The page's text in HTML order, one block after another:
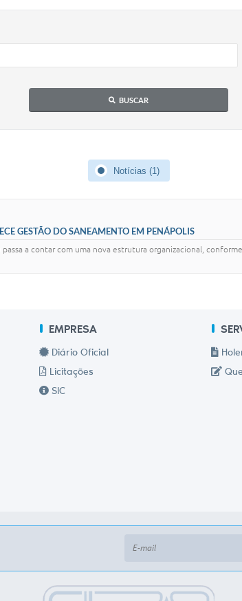
BUSCAR
Notícias (1)
GESTÃO DO SANEAMENTO EM PENÁPOLIS
a contar com uma nova estrutura organizacional,
EMPRESA
Diário Oficial
Licitações
SIC